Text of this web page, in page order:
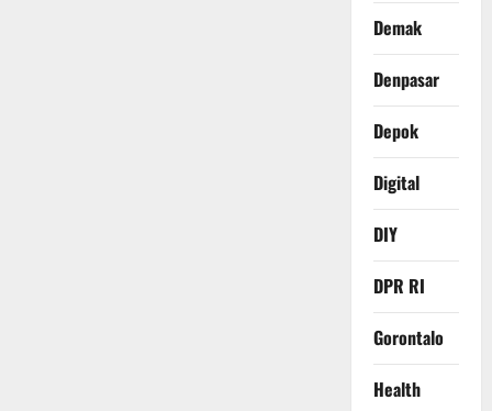
Demak
Denpasar
Depok
Digital
DIY
DPR RI
Gorontalo
Health